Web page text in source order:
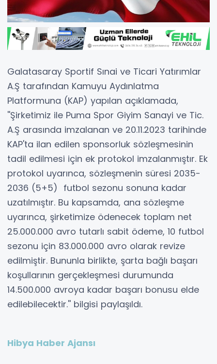
Galatasaray Sportif Sınai ve Ticari Yatırımlar
A.Ş tarafından Kamuyu Aydınlatma
Platformuna (KAP) yapılan açıklamada,
''Şirketimiz ile Puma Spor Giyim Sanayi ve Tic.
A.Ş arasında imzalanan ve 20.11.2023 tarihinde
KAP'ta ilan edilen sponsorluk sözleşmesinin
tadil edilmesi için ek protokol imzalanmıştır. Ek
protokol uyarınca, sözleşmenin süresi 2035-
2036 (5+5) futbol sezonu sonuna kadar
uzatılmıştır. Bu kapsamda, ana sözleşme
uyarınca, şirketimize ödenecek toplam net
25.000.000 avro tutarlı sabit ödeme, 10 futbol
sezonu için 83.000.000 avro olarak revize
edilmiştir. Bununla birlikte, şarta bağlı başarı
koşullarının gerçekleşmesi durumunda
14.500.000 avroya kadar başarı bonusu elde
edilebilecektir.'' bilgisi paylaşıldı.
Hibya Haber Ajansı